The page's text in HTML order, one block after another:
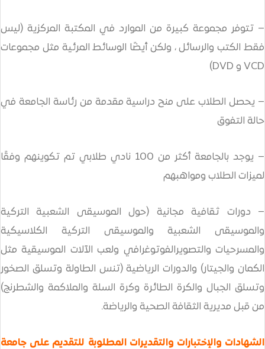
من الموارد في المكتبة المركزية (ليس
، ولكن أيضًا الوسائط المرئية مثل مجموعات
منح دراسية مقدمة من رئاسة الجامعة في
– يوجد بالجامعة أكثر من 100 نادي طلابي تم تكوينهم وفقًا
(حول الموسيقى الشعبية التركية
والموسيقى التركية الكلاسيكية
ولعب الآلات الموسيقية مثل
الرياضية (تنس الطاولة وتسلق الصخور
الطائرة وكرة السلة والملاكمة والشطرنج)
الصحية والرياضة.
والتقديرات المطلوبة للتقديم على جامعة